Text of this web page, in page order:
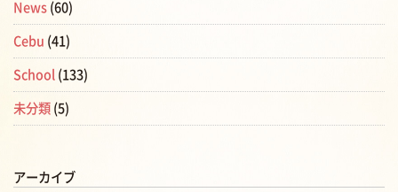
News (60)
Cebu (41)
School (133)
未分類 (5)
アーカイブ